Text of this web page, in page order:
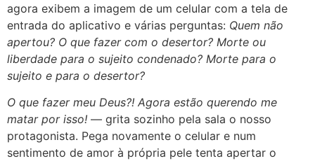
agora exibem a imagem de um celular com a tela de
entrada do aplicativo e várias perguntas: Quem não
apertou? O que fazer com o desertor? Morte ou
liberdade para o sujeito condenado? Morte para o
sujeito e para o desertor?
O que fazer meu Deus?! Agora estão querendo me
matar por isso! — grita sozinho pela sala o nosso
protagonista. Pega novamente o celular e num
sentimento de amor à própria pele tenta apertar o